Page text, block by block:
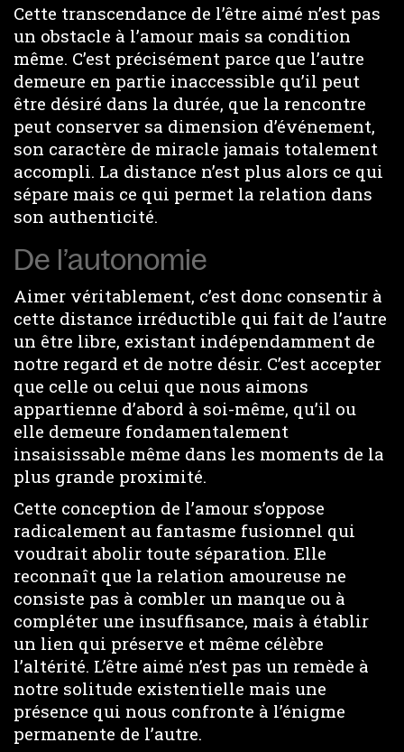
Cette transcendance de l’être aimé n’est pas
un obstacle à l’amour mais sa condition
même. C’est précisément parce que l’autre
demeure en partie inaccessible qu’il peut
être désiré dans la durée, que la rencontre
peut conserver sa dimension d’événement,
son caractère de miracle jamais totalement
accompli. La distance n’est plus alors ce qui
sépare mais ce qui permet la relation dans
son authenticité.
De l’autonomie
Aimer véritablement, c’est donc consentir à
cette distance irréductible qui fait de l’autre
un être libre, existant indépendamment de
notre regard et de notre désir. C’est accepter
que celle ou celui que nous aimons
appartienne d’abord à soi-même, qu’il ou
elle demeure fondamentalement
insaisissable même dans les moments de la
plus grande proximité.
Cette conception de l’amour s’oppose
radicalement au fantasme fusionnel qui
voudrait abolir toute séparation. Elle
reconnaît que la relation amoureuse ne
consiste pas à combler un manque ou à
compléter une insuffisance, mais à établir
un lien qui préserve et même célèbre
l’altérité. L’être aimé n’est pas un remède à
notre solitude existentielle mais une
présence qui nous confronte à l’énigme
permanente de l’autre.